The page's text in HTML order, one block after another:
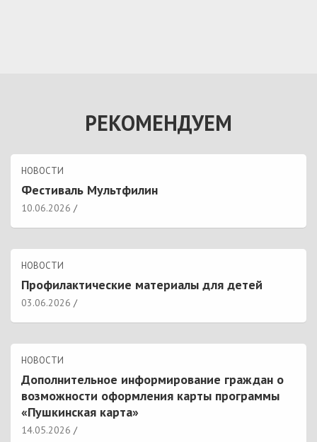
РЕКОМЕНДУЕМ
НОВОСТИ
Фестиваль Мультфилин
10.06.2026
НОВОСТИ
Профилактические материалы для детей
03.06.2026
НОВОСТИ
Дополнительное информирование граждан о
возможности оформления карты программы
«Пушкинская карта»
14.05.2026